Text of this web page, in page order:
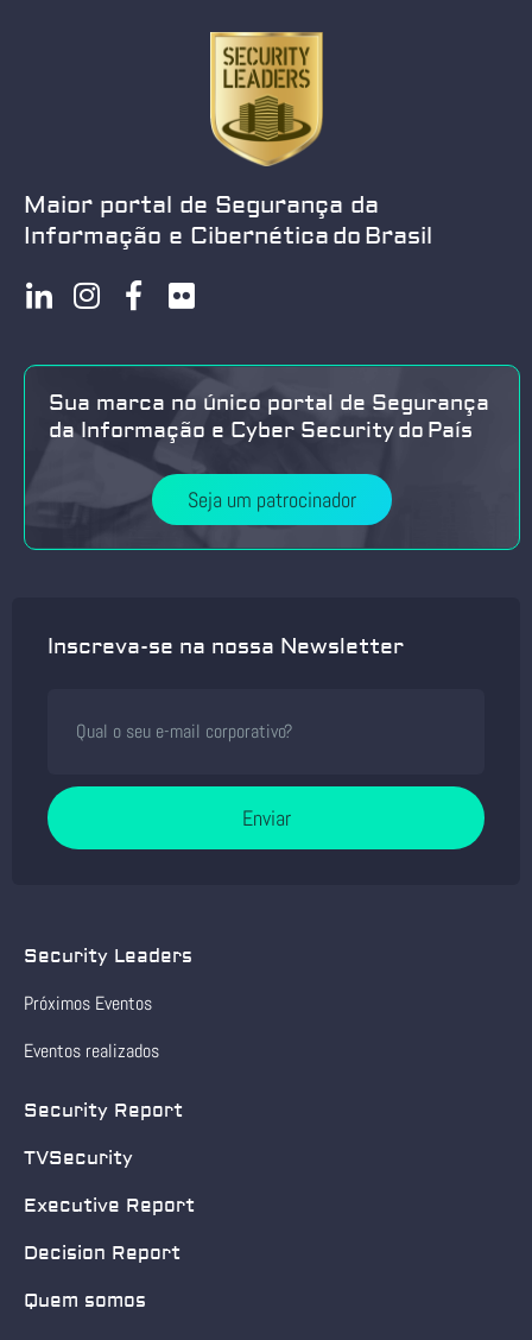
Maior portal de Segurança da
Informação e Cibernética do Brasil
Sua marca no único portal de Segurança
da Informação e Cyber Security do País
Seja um patrocinador
Inscreva-se na nossa Newsletter
Enviar
Security Leaders
Próximos Eventos
Eventos realizados
Security Report
TVSecurity
Executive Report
Decision Report
Quem somos